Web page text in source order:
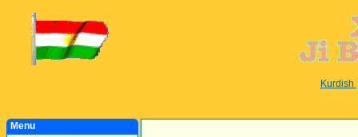
Kurdish
Menu